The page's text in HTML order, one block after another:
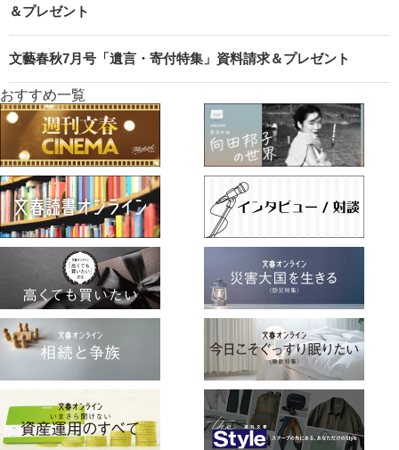
＆プレゼント
文藝春秋7月号「遺言・寄付特集」資料請求＆プレゼント
おすすめ一覧